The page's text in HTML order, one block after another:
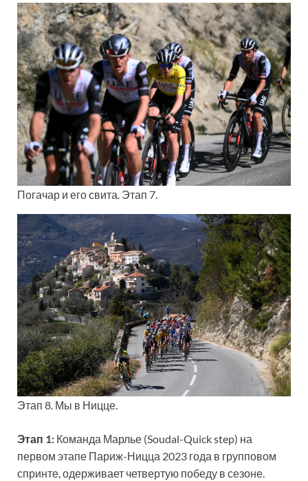
Погачар и его свита. Этап 7.
Этап 8. Мы в Ницце.
Этап 1: Команда Марлье (Soudal-Quick step) на
первом этапе Париж-Ницца 2023 года в групповом
спринте, одерживает четвертую победу в сезоне.